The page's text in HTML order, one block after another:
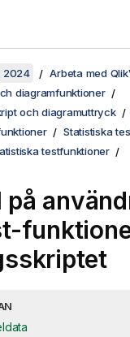
2024
Arbeta med
diagramfunktioner
och diagramuttryck
Statistiska
testfunktioner
på
-